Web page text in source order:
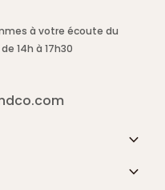
à votre écoute du
14h à 17h30
keyboard_arrow_down
keyboard_arrow_down